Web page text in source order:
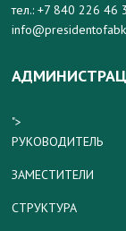
тел.: +7 840 226 46
">
РУКОВОДИТЕЛЬ
ЗАМЕСТИТЕЛИ
СТРУКТУРА